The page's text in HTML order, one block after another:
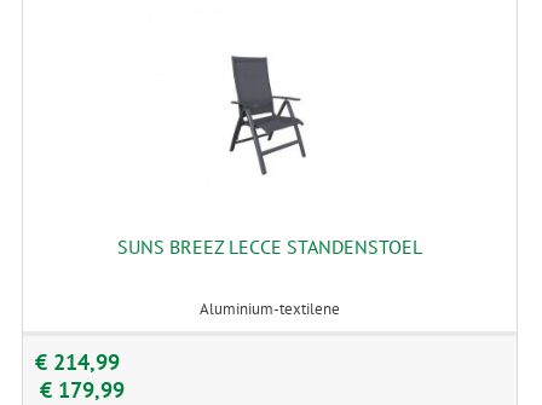
SUNS BREEZ LECCE STANDENSTOEL
Aluminium-textilene
€ 214,99
€ 179,99